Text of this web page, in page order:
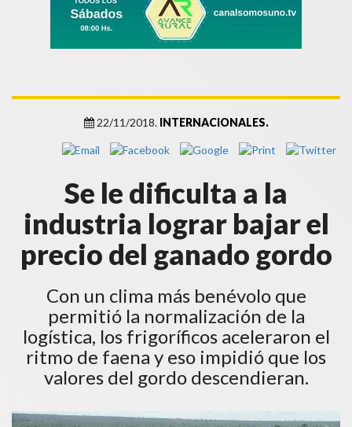
22/11/2018. INTERNACIONALES.
Se le dificulta a la
industria lograr bajar el
precio del ganado gordo
Con un clima más benévolo que
permitió la normalización de la
logística, los frigoríficos aceleraron el
ritmo de faena y eso impidió que los
valores del gordo descendieran.